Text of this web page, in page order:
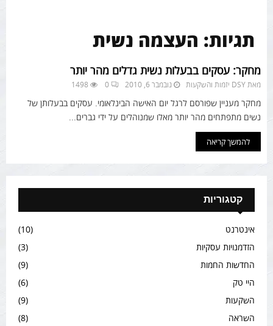
תגיות: העצמה נשית
מחקר: עסקים בבעלות נשית גדלים מהר יותר
מאתDSY יזמות והשקעות נובמבר 6, 2010 0
1498
מחקר מעניין שפורסם לרגל יום האישה הבינלאומי. עסקים בבעלותן של
נשים מתפתחים מהר יותר מאלו שמנוהלים על ידי גברים...
להמשך קריאה
קטגוריות
אינטרנט
(10)
הזדמנויות עסקיות
(3)
החדשות החמות
(9)
היי טק
(6)
השקעות
(9)
השראה
(8)